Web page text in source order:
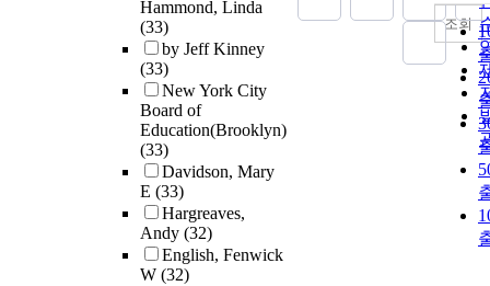
Hammond, Linda
(33)
by Jeff Kinney
(33)
New York City
Board of
Education(Brooklyn)
(33)
Davidson, Mary
E (33)
Hargreaves,
Andy (32)
English, Fenwick
W (32)
조회